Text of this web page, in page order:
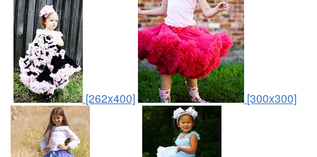
[262x400] [300x300]